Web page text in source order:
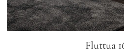
Fluttua